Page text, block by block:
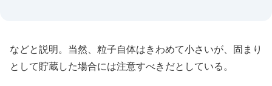
などと説明。当然、粒子自体はきわめて小さいが、固まり
として貯蔵した場合には注意すべきだとしている。